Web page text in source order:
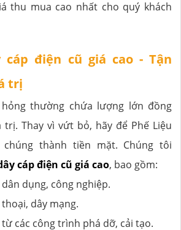
thu mua cao nhất cho quý khách
cáp điện cũ giá cao - Tận
trị
thường chứa lượng lớn đồng
trị. Thay vì vứt bỏ, hãy để Phế Liệu
chúng thành tiền mặt. Chúng tôi
cáp điện cũ giá cao, bao gồm:
dụng, công nghiệp.
dây mạng.
các công trình phá dỡ, cải tạo.